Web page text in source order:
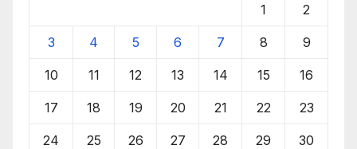
1 2
3 4 5 6 7 8 9
10 11 12 13 14 15 16
17 18 19 20 21 22 23
24 25 26 27 28 29 30